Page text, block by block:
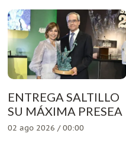
ENTREGA SALTILLO
SU MÁXIMA PRESEA
02 ago 2026 / 00:00